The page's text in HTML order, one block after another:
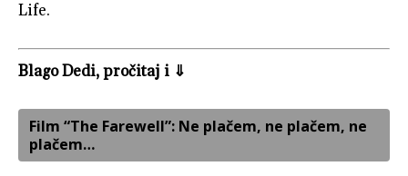
Life.
Blago Dedi, pročitaj i ⇓
Film “The Farewell”: Ne plačem, ne plačem, ne
plačem…